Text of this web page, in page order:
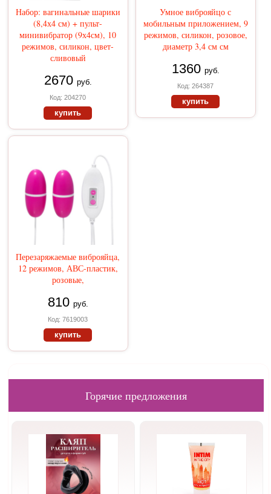
Набор: вагинальные шарики
(8,4х4 см) + пульт-
минивибратор (9х4см), 10
режимов, силикон, цвет-
сливовый
2670 руб.
Код: 204270
купить
Умное виброяйцо с
мобильным приложением, 9
режимов, силикон, розовое,
диаметр 3,4 см см
1360 руб.
Код: 264387
купить
Перезаряжаемые виброяйца,
12 режимов, АВС-пластик,
розовые,
810 руб.
Код: 7619003
купить
Горячие предложения